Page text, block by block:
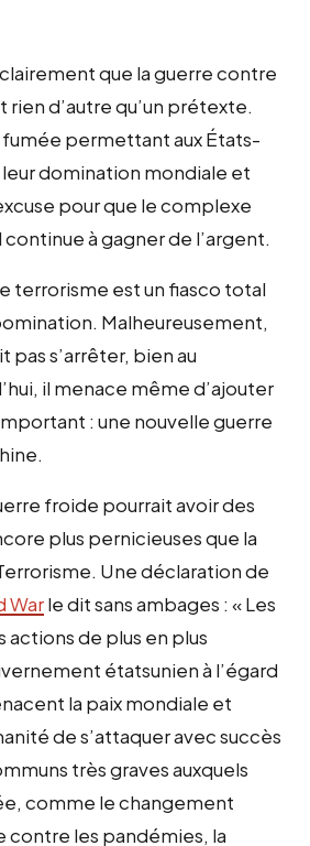
que la guerre contre
rien d’autre qu’un prétexte.
fumée permettant aux États-
domination mondiale et
pour que le complexe
à gagner de l’argent.
terrorisme est un fiasco total
Malheureusement,
pas s’arrêter, bien au
il menace même d’ajouter
: une nouvelle guerre
froide pourrait avoir des
plus pernicieuses que la
Une déclaration de
Warle dit sans ambages : « Les
actions de plus en plus
étatsunien à l’égard
la paix mondiale et
de s’attaquer avec succès
très graves auxquels
comme le changement
contre les pandémies, la